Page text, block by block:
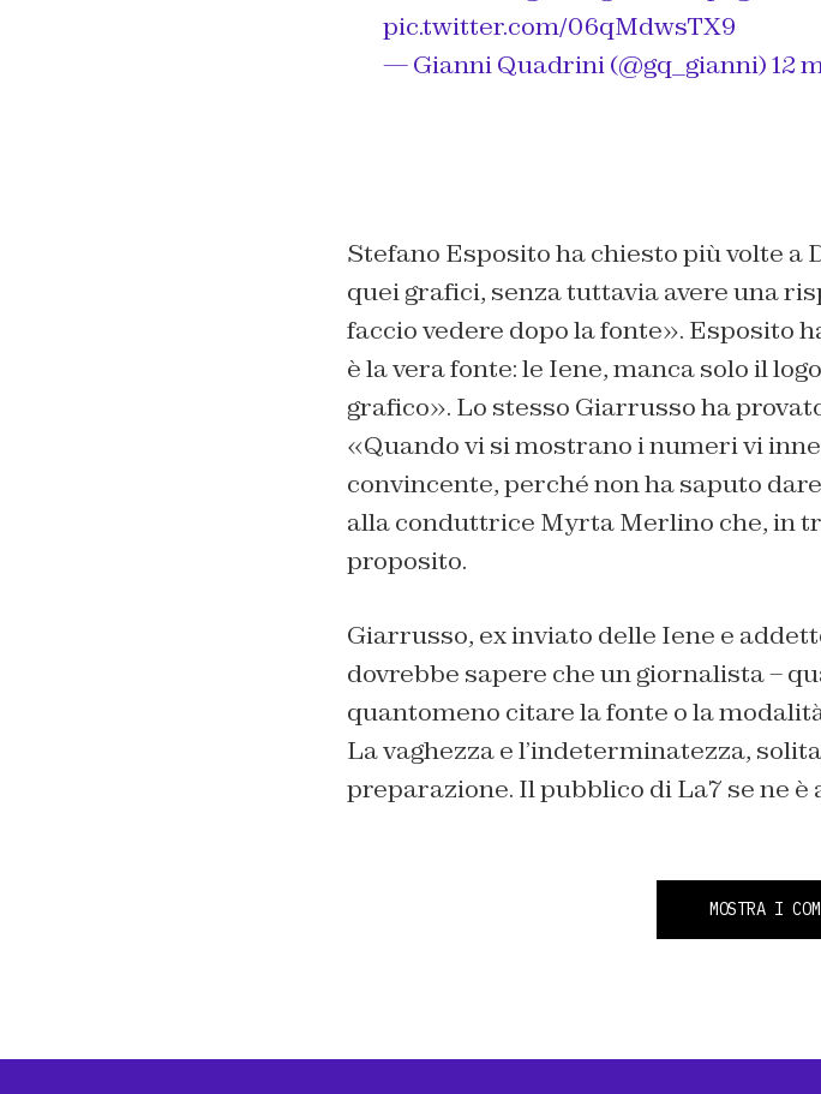
pic.twitter.com/06qMdwsTX9
— Gianni Quadrini (@gq_gianni)12
Stefano Esposito ha chiesto più volte
quei grafici, senza tuttavia avere una
faccio vedere dopo la fonte». Esposito
è la vera fonte: le Iene, manca solo il
grafico». Lo stesso Giarrusso ha
«Quando vi si mostrano i numeri vi
convincente, perché non ha saputo
alla conduttrice Myrta Merlino che, in
proposito.
Giarrusso, ex inviato delle Iene e
dovrebbe sapere che un giornalista –
quantomeno citare la fonte o la
La vaghezza e l’indeterminatezza,
preparazione. Il pubblico di La7 se ne è
MOSTRA I